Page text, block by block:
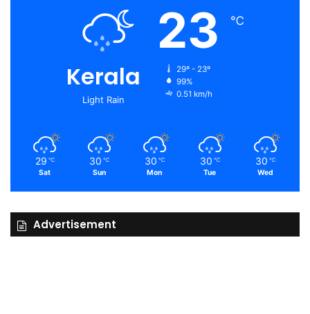
Kerala
Light Rain
23 ℃
29º - 23º
99%
0.51 km/h
29 ℃
Sat
30 ℃
Sun
30 ℃
Mon
30 ℃
Tue
30 ℃
Wed
Advertisement